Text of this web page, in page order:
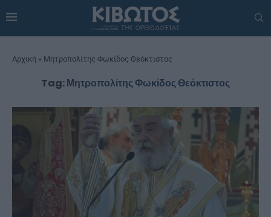
Αρχική » Μητροπολίτης Φωκίδος Θεόκτιστος
Tag:Μητροπολίτης Φωκίδος Θεόκτιστος